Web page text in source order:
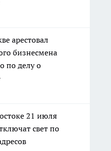
арестовал
бизнесмена
по делу о
21 июля
свет по